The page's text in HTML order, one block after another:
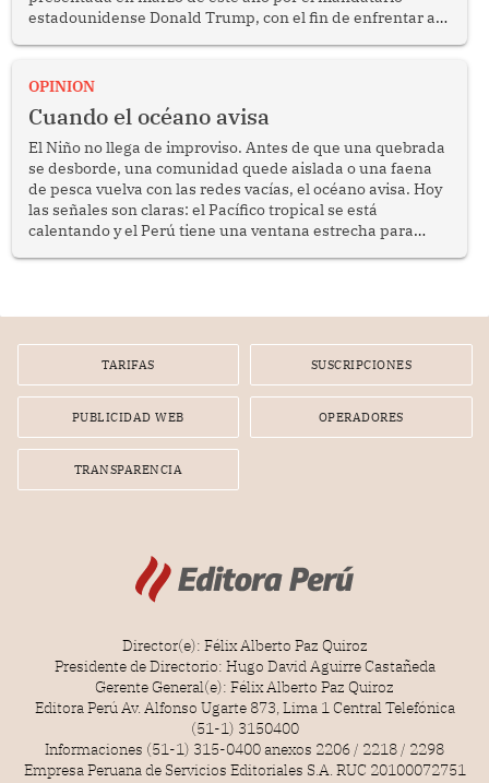
estadounidense Donald Trump, con el fin de enfrentar al
OPINION
Cuando el océano avisa
El Niño no llega de improviso. Antes de que una quebrada
se desborde, una comunidad quede aislada o una faena
de pesca vuelva con las redes vacías, el océano avisa. Hoy
las señales son claras: el Pacífico tropical se está
calentando y el Perú tiene una ventana estrecha para
TARIFAS SUSCRIPCIONES
PUBLICIDAD WEB OPERADORES
TRANSPARENCIA
Director(e): Félix Alberto Paz Quiroz
Presidente de Directorio: Hugo David Aguirre Castañeda
Gerente General(e): Félix Alberto Paz Quiroz
Editora Perú Av. Alfonso Ugarte 873, Lima 1 Central Telefónica
(51-1) 3150400
Informaciones (51-1) 315-0400 anexos 2206 / 2218 / 2298
Empresa Peruana de Servicios Editoriales S.A. RUC 20100072751